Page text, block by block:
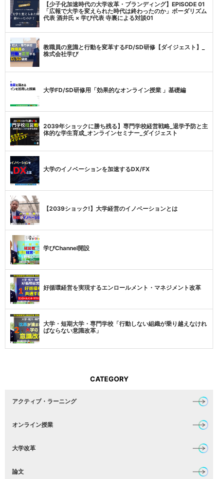
【少子化加速時代の大学改革・ブランディング】EPISODE 01
「広報で大学を変えられた時代は終わったのか」ボーダリズム
代表 酒井氏 × 学び代表 寺裏による対談01
教職員の意識と行動を変革するFD/SD研修【ダイジェスト】_
株式会社学び
大学FD/SD研修用「効果的なオンライン授業 」基礎編
2039年ショックに勝ち残る】専門学校経営戦略_退学予防と主
体的な学生育成_オンラインセミナー_ダイジェスト
大学のイノベーションを加速するDX/FX
【2039ショック!】大学経営のイノベーションとは
学びChannel開設
好循環経営を実現するエンロールメント・マネジメント改革
大学・短期大学・専門学校「行動しない組織が乗り越えなけれ
ばならない意識改革」
CATEGORY
アクティブ・ラーニング
オンライン授業
大学改革
論文